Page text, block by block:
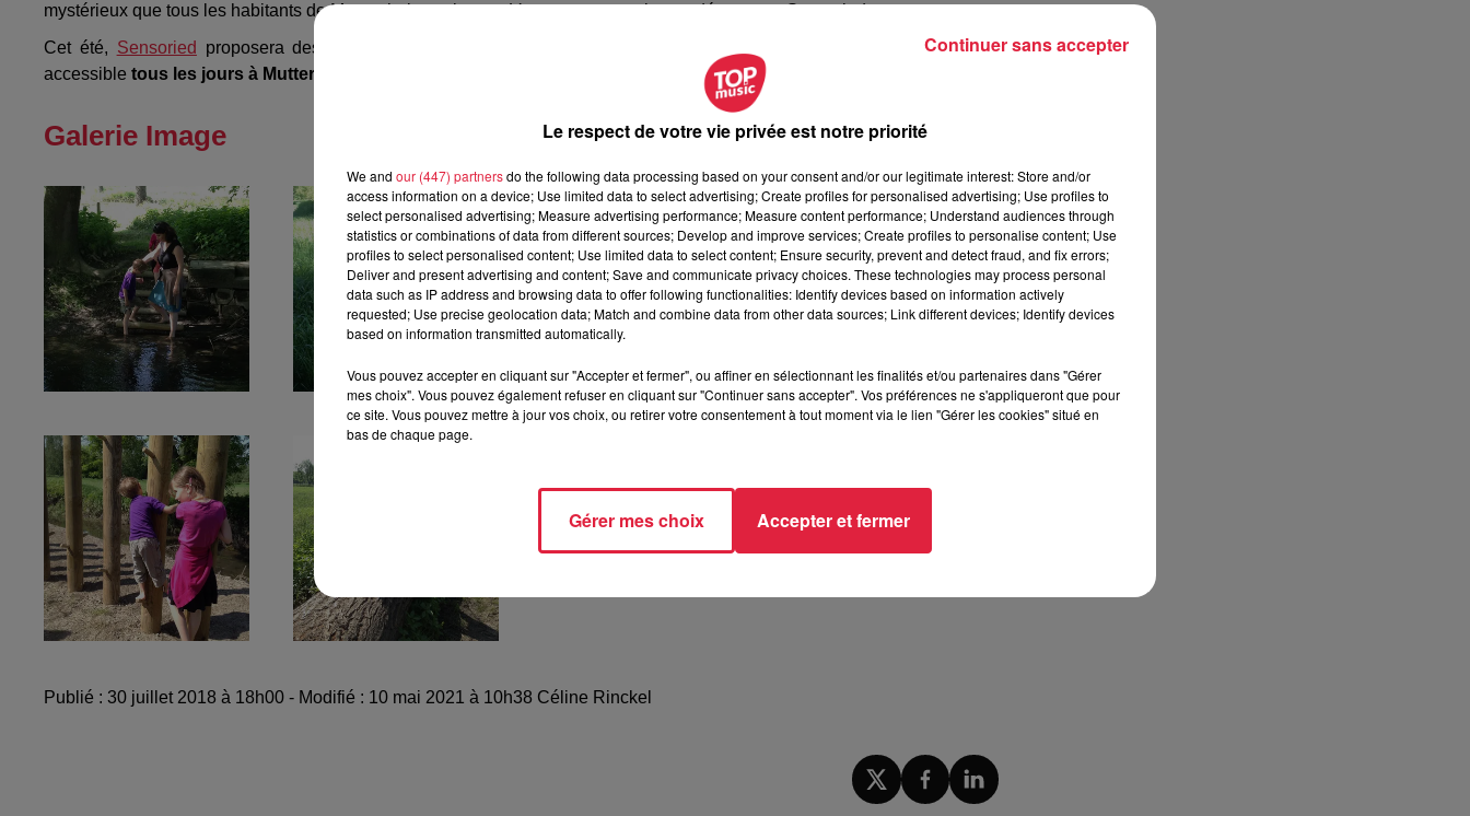
mystérieux que tous les habitants de Muttersholtz craignent. Vous en saurez plus en découvrant Sensoried...
Cet été, Sensoried proposera des animations et même des balades noctures. En attendant, le sentier est gratuitet
accessible tous les jours à Muttersholtz Maison de la nature du Ried
Galerie Image
Publié : 30 juillet 2018 à 18h00 - Modifié : 10 mai 2021 à 10h38 Céline Rinckel
Le respect de votre vie privée est notre priorité
We and our (447) partnersdo the following data processing based on your consent and/or our legitimate interest: Store and/or
access information on a device; Use limited data to select advertising; Create profiles for personalised advertising; Use profiles to
select personalised advertising; Measure advertising performance; Measure content performance; Understand audiences through
statistics or combinations of data from different sources; Develop and improve services; Create profiles to personalise content; Use
profiles to select personalised content; Use limited data to select content; Ensure security, prevent and detect fraud, and fix errors;
Deliver and present advertising and content; Save and communicate privacy choices. These technologies may process personal
data such as IP address and browsing data to offer following functionalities: Identify devices based on information actively
requested; Use precise geolocation data; Match and combine data from other data sources; Link different devices; Identify devices
based on information transmitted automatically.
Vous pouvez accepter en cliquant sur "Accepter et fermer", ou affiner en sélectionnant les finalités et/ou partenaires dans "Gérer
mes choix". Vous pouvez également refuser en cliquant sur "Continuer sans accepter". Vos préférences ne s'appliqueront que pour
ce site. Vous pouvez mettre à jour vos choix, ou retirer votre consentement à tout moment via le lien "Gérer les cookies" situé en
bas de chaque page.
Gérer mes choix Accepter et fermer
Continuer sans accepter